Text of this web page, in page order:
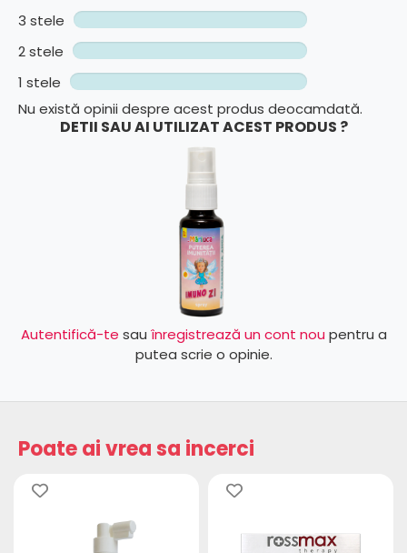
3 stele
2 stele
1 stele
Nu există opinii despre acest produs deocamdată.
DETII SAU AI UTILIZAT ACEST PRODUS ?
Autentifică-te sau înregistrează un cont nou pentru a
putea scrie o opinie.
Poate ai vrea sa incerci